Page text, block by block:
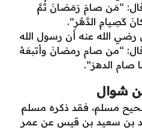
“مَن صامَ رَمَضانَ ثُمَّ
كَصِيامِ الدَّهْرِ”.
رضي الله عنه أن رسول الله
“من صام رمضانَ وأتبعَهُ
الدهرَ”.
شوال
مسلم، فقد ذكره مسلم
بن سعيد بن قيس عن عمر